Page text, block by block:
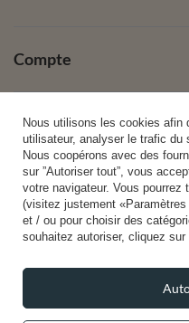
Compte
Aide
Info
+49 32 2210 915 31
contact@vivisence.com
Nous utilisons les cookies afin
utilisateur, analyser le trafic du
Nous coopérons avec des
sur ”Autoriser tout”, vous
votre navigateur. Vous
(visitez justement
et / ou pour choisir des
souhaitez autoriser, cliquez